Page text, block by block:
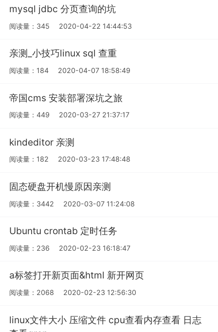
mysql jdbc 分页查询的坑
阅读量：345 2020-04-22 14:44:53
亲测_小技巧linux sql 查重
阅读量：184 2020-04-07 18:58:49
帝国cms 安装部署深坑之旅
阅读量：449 2020-03-27 21:37:17
kindeditor 亲测
阅读量：182 2020-03-23 17:48:48
固态硬盘开机慢原因亲测
阅读量：3442 2020-03-07 11:24:08
Ubuntu crontab 定时任务
阅读量：236 2020-02-23 16:18:47
a标签打开新页面&html 新开网页
阅读量：2068 2020-02-23 12:56:30
linux文件大小 压缩文件 cpu查看内存查看 日志